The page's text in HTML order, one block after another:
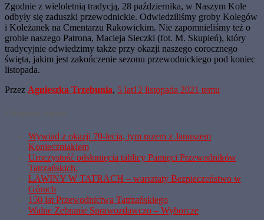
Zgodnie z wieloletnią tradycją, 28 października, w Naszym Kole
odbyły się zaduszki przewodnickie. Odwiedziliśmy groby Kolegów
i Koleżanek na Cmentarzu Rakowickim. Nie zapomnieliśmy też o
grobie naszego Patrona, Macieja Sieczki (fot. M. Skupień), który
tradycyjnie odwiedzimy także przy okazji naszego corocznego
święta, jakim jest zakończenie sezonu przewodnickiego pod koniec
listopada.
Przez Agnieszka Trzebunia, 5 lat12 listopada 2021 temu
Wywiad z okazji 70-lecia, tym razem z Januszem
Konieczniakiem
Uroczystość odsłonięcia tablicy Pamięci Przewodników
Tatrzańskich.
LAWINY W TATRACH – warsztaty Bezpieczeństwo w
Górach
150 lat Przewodnictwa Tatrzańskiego
Walne Zebranie Sprawozdawczo – Wyborcze